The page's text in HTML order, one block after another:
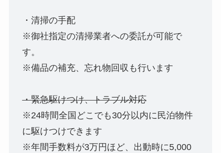
・清掃の手配
※御社指定の清掃業者への委託が可能で
す。
※備品の補充、忘れ物回収も行います
・緊急駆けつけ、トラブル対応
※24時間全国どこでも30分以内に民泊物件
に駆けつけできます
※年間手数料が3万円ほど、出動時に5,000